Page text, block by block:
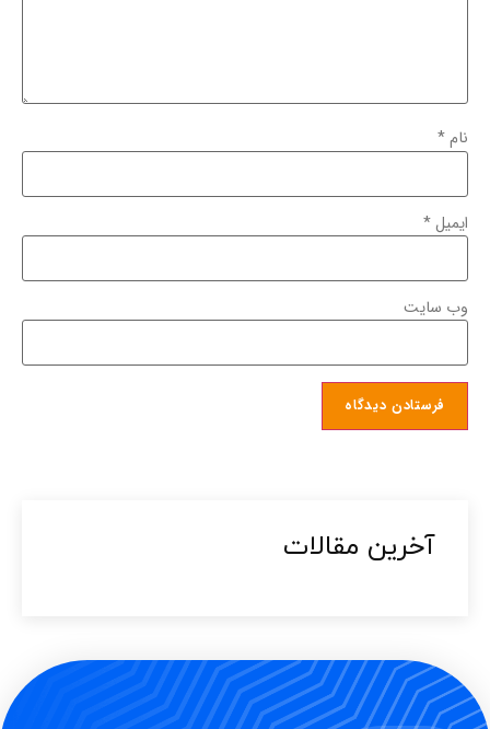
نام*
ایمیل*
وب‌ سایت
آخرین مقالات​